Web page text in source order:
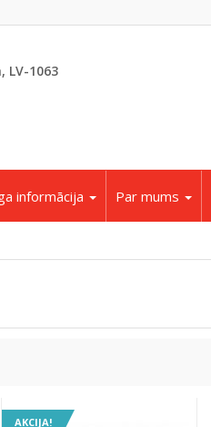
LV-1063
informācija Par mums
AKCIJA!